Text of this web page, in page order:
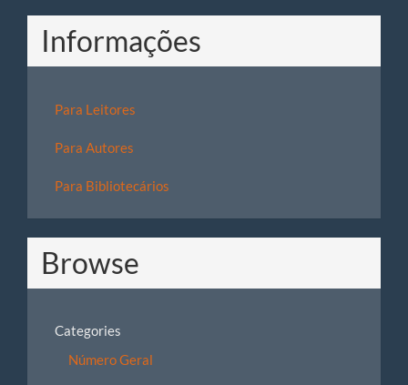
Informações
Para Leitores
Para Autores
Para Bibliotecários
Browse
Categories
Número Geral